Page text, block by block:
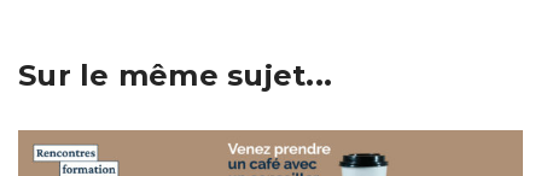
Sur le même sujet...